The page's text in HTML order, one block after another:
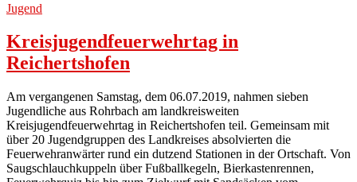
Jugend
Kreisjugendfeuerwehrtag in
Reichertshofen
Am vergangenen Samstag, dem 06.07.2019, nahmen sieben
Jugendliche aus Rohrbach am landkreisweiten
Kreisjugendfeuerwehrtag in Reichertshofen teil. Gemeinsam mit
über 20 Jugendgruppen des Landkreises absolvierten die
Feuerwehranwärter rund ein dutzend Stationen in der Ortschaft. Von
Saugschlauchkuppeln über Fußballkegeln, Bierkastenrennen,